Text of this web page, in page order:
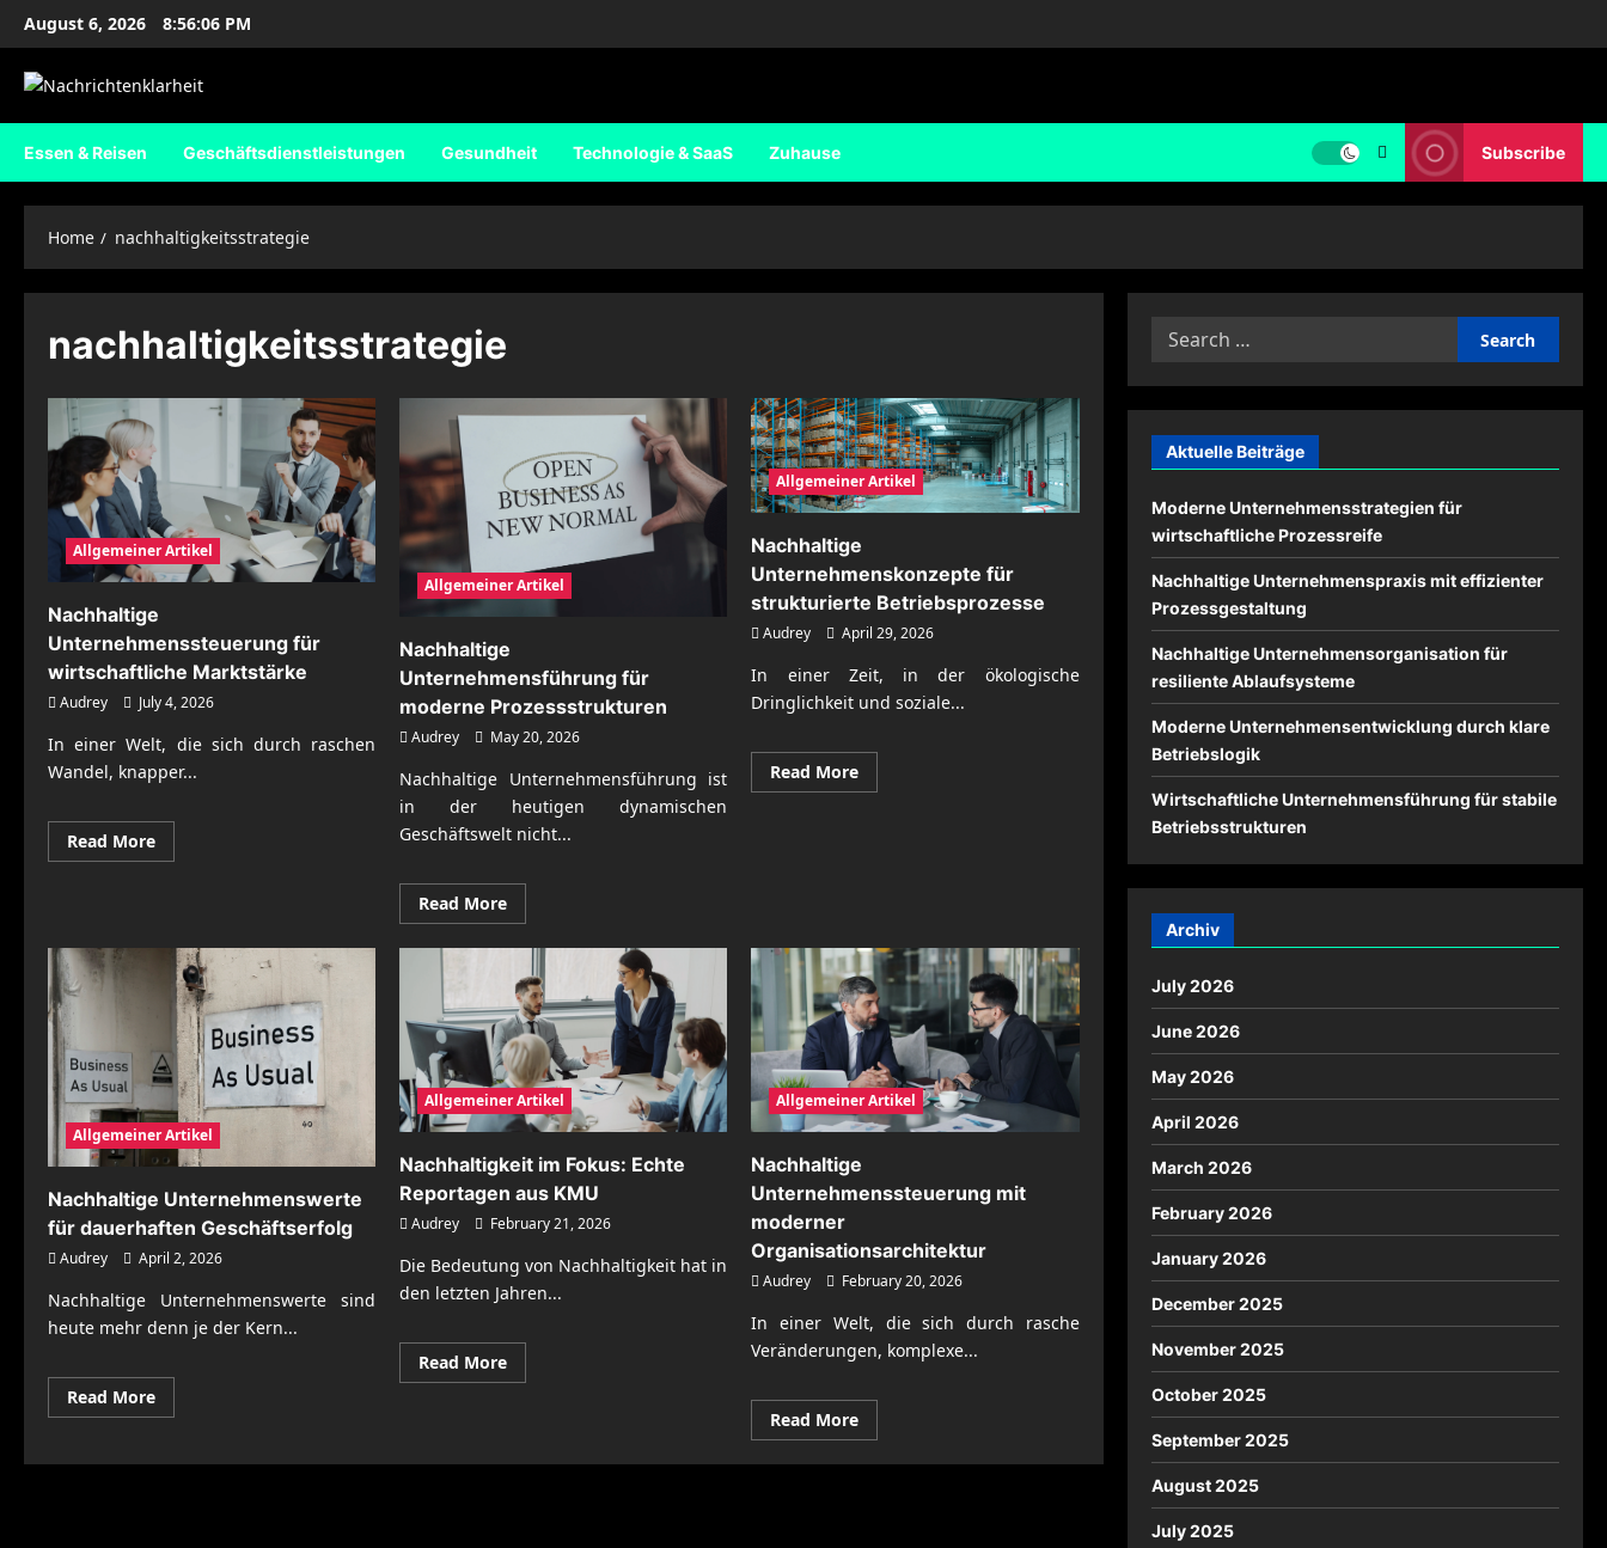
Skip
content
August 6, 2026 8:56:07 PM
Essen & Reisen Geschäftsdienstleistungen Gesundheit Technologie & SaaS Zuhause Subscribe
Home nachhaltigkeitsstrategie
nachhaltigkeitsstrategie
Allgemeiner Artikel
Nachhaltige
Unternehmenssteuerung für
wirtschaftliche Marktstärke
Audrey July 4, 2026
In einer Welt, die sich durch raschen
Wandel, knapper...
Read MoreRead
more
Marktstärke
Allgemeiner Artikel
Nachhaltige
Unternehmensführung für
moderne Prozessstrukturen
Audrey May 20, 2026
Nachhaltige Unternehmensführung ist
in der heutigen dynamischen
Geschäftswelt nicht...
Read MoreRead
more
Nachhaltige
Unternehmensführung
für
moderne
Prozessstrukturen
Allgemeiner Artikel
Nachhaltige
Unternehmenskonzepte für
strukturierte Betriebsprozesse
Audrey April 29, 2026
In einer Zeit, in der ökologische
Dringlichkeit und soziale...
Read MoreRead
more
Allgemeiner Artikel
Nachhaltige Unternehmenswerte
für dauerhaften Geschäftserfolg
Audrey April 2, 2026
Nachhaltige Unternehmenswerte sind
heute mehr denn je der Kern...
Read MoreRead
more
Unternehmenswerte
Allgemeiner Artikel
Nachhaltigkeit im Fokus: Echte
Reportagen aus KMU
Audrey February 21, 2026
Die Bedeutung von Nachhaltigkeit hat in
den letzten Jahren...
Read MoreRead
more
Echte
Allgemeiner Artikel
Nachhaltige
Unternehmenssteuerung mit
moderner
Organisationsarchitektur
Audrey February 20, 2026
In einer Welt, die sich durch rasche
Veränderungen, komplexe...
Read MoreRead
more
Nachhaltige
Search
Aktuelle Beiträge
Moderne Unternehmensstrategien für
wirtschaftliche Prozessreife
Nachhaltige Unternehmenspraxis mit effizienter
Prozessgestaltung
Nachhaltige Unternehmensorganisation für
resiliente Ablaufsysteme
Moderne Unternehmensentwicklung durch klare
Betriebslogik
Wirtschaftliche Unternehmensführung für stabile
Betriebsstrukturen
Archiv
July 2026
June 2026
May 2026
April 2026
March 2026
February 2026
January 2026
December 2025
November 2025
October 2025
September 2025
August 2025
July 2025